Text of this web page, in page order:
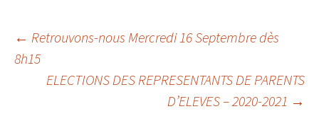
Navigation
des
← Retrouvons-nous Mercredi 16 Septembre dès
8h15
ELECTIONS DES REPRESENTANTS DE PARENTS
D’ELEVES – 2020-2021 →